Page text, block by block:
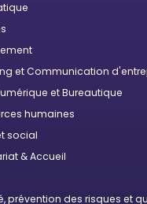
et Communication
et Bureautique
humaines
social
& Accueil
prévention des risques et